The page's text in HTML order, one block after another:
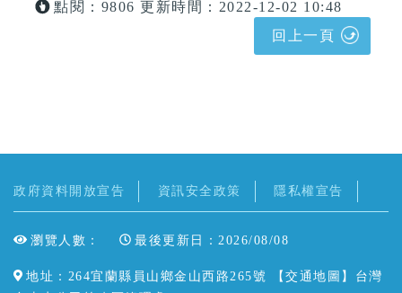
點閱：9806 更新時間：2022-12-02 10:48
回上一頁
政府資料開放宣告 資訊安全政策 隱私權宣告
瀏覽人數： 最後更新日：2026/08/08
地址：264宜蘭縣員山鄉金山西路265號 【交通地圖 】台灣